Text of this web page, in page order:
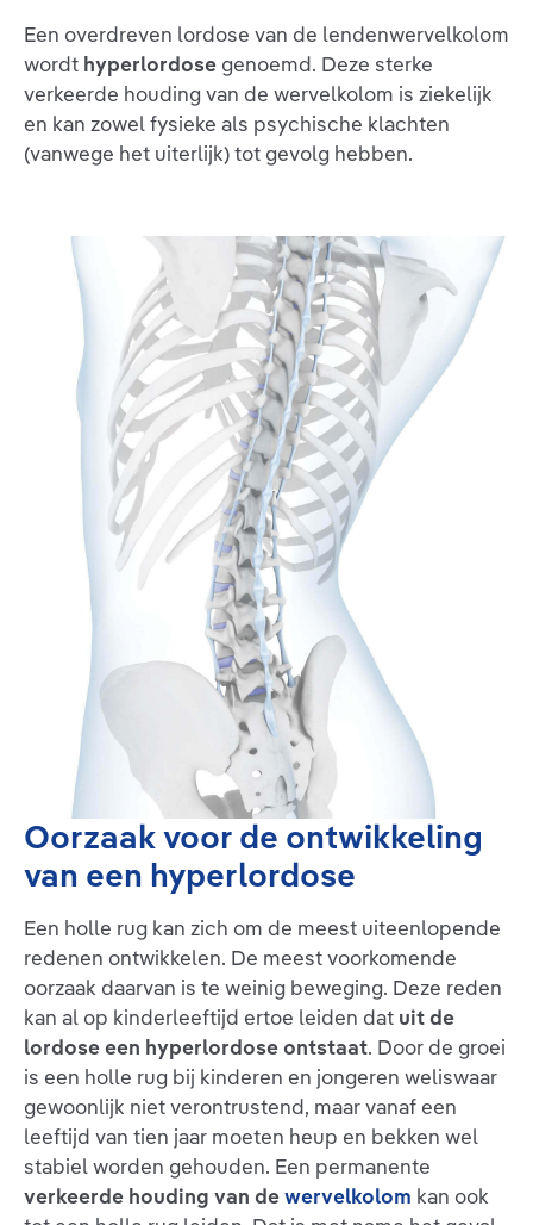
Een overdreven lordose van de lendenwervelkolom
wordt hyperlordose genoemd. Deze sterke
verkeerde houding van de wervelkolom is ziekelijk
en kan zowel fysieke als psychische klachten
(vanwege het uiterlijk) tot gevolg hebben.
Oorzaak voor de ontwikkeling
van een hyperlordose
Een holle rug kan zich om de meest uiteenlopende
redenen ontwikkelen. De meest voorkomende
oorzaak daarvan is te weinig beweging. Deze reden
kan al op kinderleeftijd ertoe leiden dat uit de
lordose een hyperlordose ontstaat. Door de groei
is een holle rug bij kinderen en jongeren weliswaar
gewoonlijk niet verontrustend, maar vanaf een
leeftijd van tien jaar moeten heup en bekken wel
stabiel worden gehouden. Een permanente
verkeerde houding van dewervelkolom kan ook